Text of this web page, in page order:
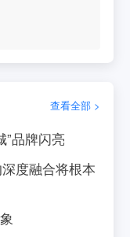
查看全部 >
”品牌闪亮
度融合将根本